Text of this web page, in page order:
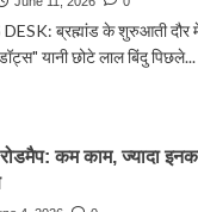
ब्रह्मांड के शुरुआती दौर
यानी छोटे लाल बिंदु पिछले...
कम काम, ज्यादा